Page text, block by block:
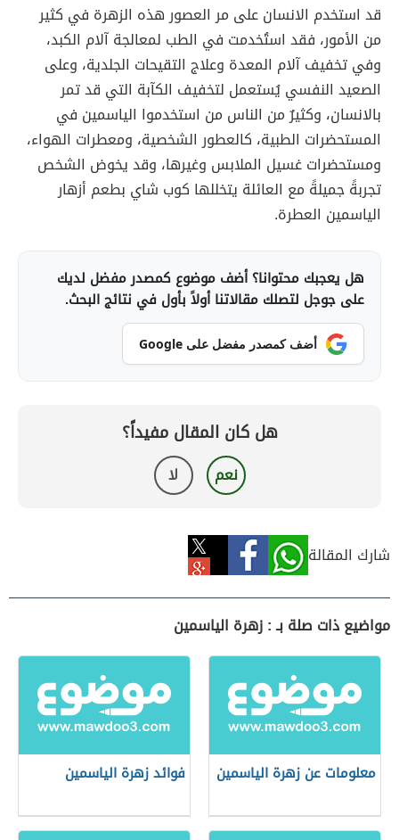
قد استخدم الانسان على مر العصور هذه الزهرة في كثير
من الأمور، فقد استُخدمت في الطب لمعالجة آلام الكبد،
وفي تخفيف آلام المعدة وعلاج التقيحات الجلدية، وعلى
الصعيد النفسي يُستعمل لتخفيف الكآبة التي قد تمر
بالانسان، وكثيرٌ من الناس من استخدموا الياسمين في
المستحضرات الطبية، كالعطور الشخصية، ومعطرات الهواء،
ومستحضرات غسيل الملابس وغيرها، وقد يخوض الشخص
تجربةً جميلةً مع العائلة يتخللها كوب شاي بطعم أزهار
الياسمين العطرة.
هل يعجبك محتوانا؟ أضف موضوع كمصدر مفضل لديك
على جوجل لتصلك مقالاتنا أولاً بأول في نتائج البحث.
أضف كمصدر مفضل على Google
هل كان المقال مفيداً؟
نعم لا
شارك المقالة
مواضيع ذات صلة بـ : زهرة الياسمين
معلومات عن زهرة الياسمين فوائد زهرة الياسمين